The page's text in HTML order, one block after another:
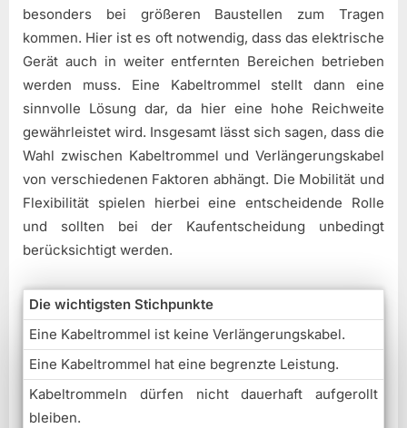
besonders bei größeren Baustellen zum Tragen
kommen. Hier ist es oft notwendig, dass das elektrische
Gerät auch in weiter entfernten Bereichen betrieben
werden muss. Eine Kabeltrommel stellt dann eine
sinnvolle Lösung dar, da hier eine hohe Reichweite
gewährleistet wird. Insgesamt lässt sich sagen, dass die
Wahl zwischen Kabeltrommel und Verlängerungskabel
von verschiedenen Faktoren abhängt. Die Mobilität und
Flexibilität spielen hierbei eine entscheidende Rolle
und sollten bei der Kaufentscheidung unbedingt
berücksichtigt werden.
Die wichtigsten Stichpunkte
Eine Kabeltrommel ist keine Verlängerungskabel.
Eine Kabeltrommel hat eine begrenzte Leistung.
Kabeltrommeln dürfen nicht dauerhaft aufgerollt
bleiben.